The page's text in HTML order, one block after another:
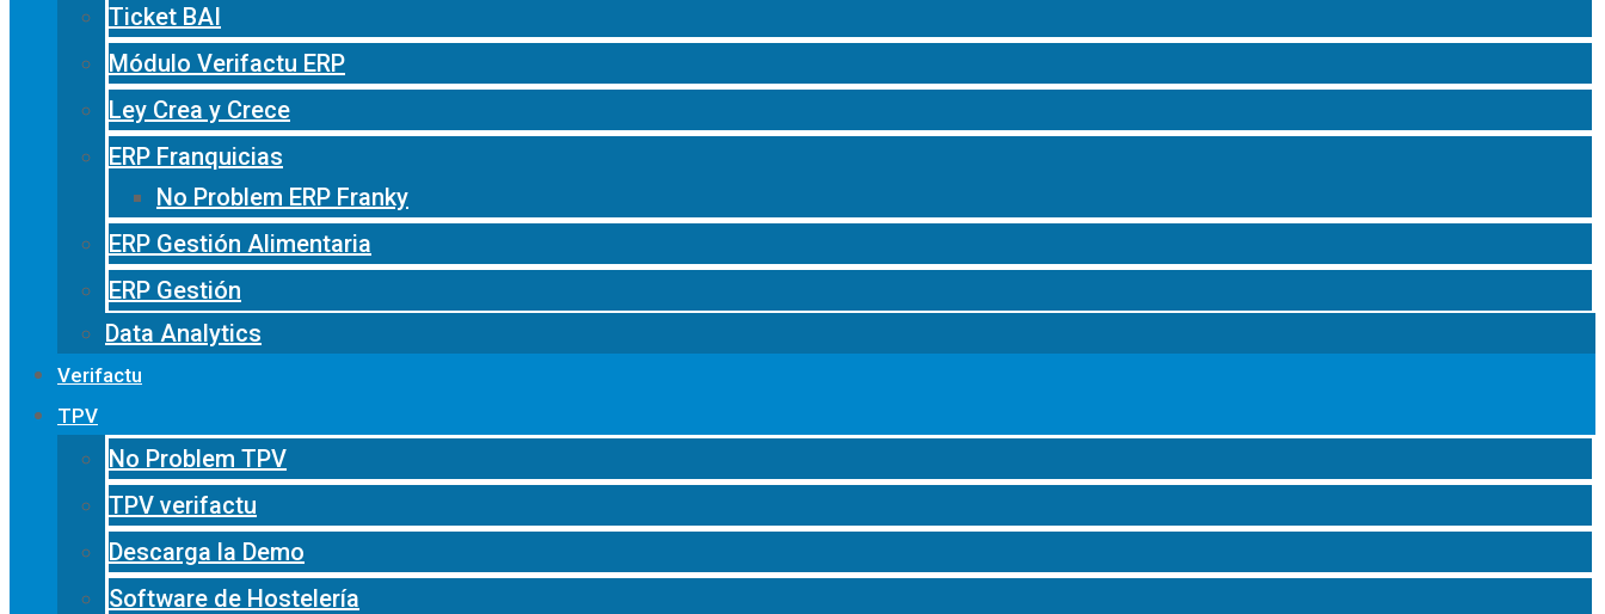
Ticket BAI
Módulo Verifactu ERP
Ley Crea y Crece
ERP Franquicias
No Problem ERP Franky
ERP Gestión Alimentaria
ERP Gestión
Data Analytics
Verifactu
TPV
No Problem TPV
TPV verifactu
Descarga la Demo
Software de Hostelería